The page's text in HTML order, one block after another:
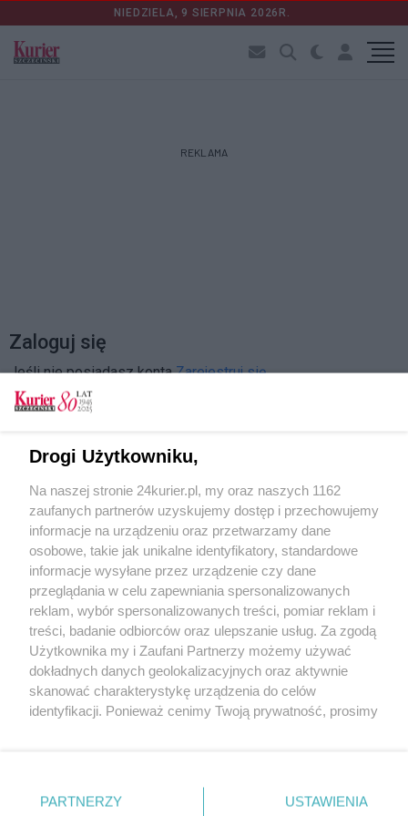
NIEDZIELA, 9 SIERPNIA 2026R.
REKLAMA
Zaloguj się
Jeśli nie posiadasz kontaZarejestruj się
Zapamiętać?
Zaloguj
Zapomniałem hasła
Copyright © 2022 Kurier Szczeciński sp. z o.o.
Drogi Użytkowniku,
Na naszej stronie 24kurier.pl, my oraz naszych 1162
zaufanych partnerów uzyskujemy dostęp i przechowujemy
informacje na urządzeniu oraz przetwarzamy dane
osobowe, takie jak unikalne identyfikatory, standardowe
informacje wysyłane przez urządzenie czy dane
przeglądania w celu zapewniania spersonalizowanych
reklam, wybór spersonalizowanych treści, pomiar reklam i
treści, badanie odbiorców oraz ulepszanie usług. Za zgodą
Użytkownika my i Zaufani Partnerzy możemy używać
dokładnych danych geolokalizacyjnych oraz aktywnie
skanować charakterystykę urządzenia do celów
identyfikacji. Ponieważ cenimy Twoją prywatność, prosimy
prywatności znajdujący się w lewym dolnym rogu strony
. Niektóre rodzaje przetwarzania danych nie wymagają
PARTNERZY USTAWIENIA